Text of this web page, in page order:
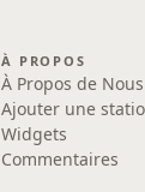
À PROPOS
À Propos de Nous
Ajouter une
Widgets
Commentaires